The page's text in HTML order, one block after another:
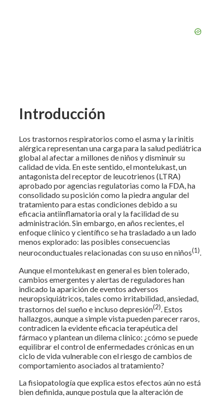
Introducción
Los trastornos respiratorios como el asma y la rinitis
alérgica representan una carga para la salud pediátrica
global al afectar a millones de niños y disminuir su
calidad de vida. En este sentido, el montelukast, un
antagonista del receptor de leucotrienos (LTRA)
aprobado por agencias regulatorias como la FDA, ha
consolidado su posición como la piedra angular del
tratamiento para estas condiciones debido a su
eficacia antiinflamatoria oral y la facilidad de su
administración. Sin embargo, en años recientes, el
enfoque clínico y científico se ha trasladado a un lado
menos explorado: las posibles consecuencias
neuroconductuales relacionadas con su uso en niños(1).
Aunque el montelukast en general es bien tolerado,
cambios emergentes y alertas de reguladores han
indicado la aparición de eventos adversos
neuropsiquiátricos, tales como irritabilidad, ansiedad,
trastornos del sueño e incluso depresión(2). Estos
hallazgos, aunque a simple vista pueden parecer raros,
contradicen la evidente eficacia terapéutica del
fármaco y plantean un dilema clínico: ¿cómo se puede
equilibrar el control de enfermedades crónicas en un
ciclo de vida vulnerable con el riesgo de cambios de
comportamiento asociados al tratamiento?
La fisiopatología que explica estos efectos aún no está
bien definida, aunque postula que la alteración de